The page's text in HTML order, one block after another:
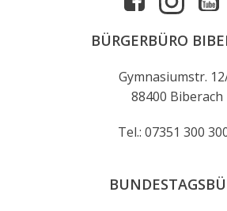
BÜRGERBÜRO
Gymnasiumstr.
88400 Biberach
Tel.: 07351 300